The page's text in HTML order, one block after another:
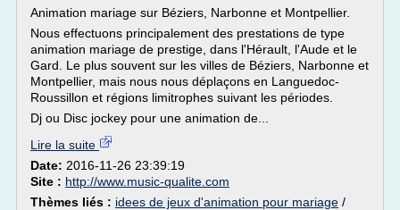
Animation mariage sur Béziers, Narbonne et Montpellier.
Nous effectuons principalement des prestations de type
animation mariage de prestige, dans l'Hérault, l'Aude et le
Gard. Le plus souvent sur les villes de Béziers, Narbonne et
Montpellier, mais nous nous déplaçons en Languedoc-
Roussillon et régions limitrophes suivant les périodes.
Dj ou Disc jockey pour une animation de...
Lire la suite
Date: 2016-11-26 23:39:19
Site : http://www.music-qualite.com
Thèmes liés : idees de jeux d'animation pour mariage /